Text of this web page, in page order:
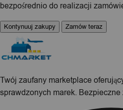
bezpośrednio do realizacji
Kontynuuj zakupy Zamów teraz
Twój zaufany marketplace
sprawdzonych marek.